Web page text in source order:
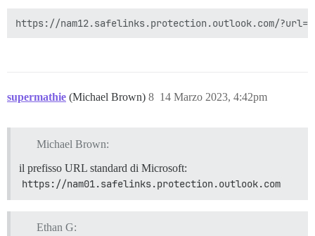
supermathie (Michael Brown) 14 Marzo 2023, 4:42pm
8
Michael Brown:
il prefisso URL standard di Microsoft:
https://nam01.safelinks.protection.outlook.com
Ethan G: